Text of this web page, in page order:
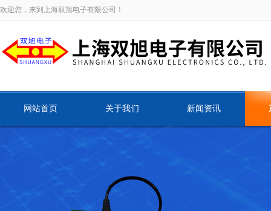
欢迎您，来到上海双旭电子有限公司！
网站首页 关于我们 新闻资讯